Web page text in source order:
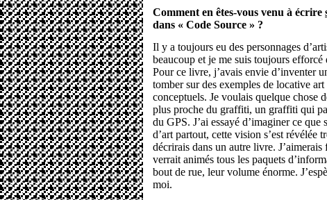
Comment en êtes-vous venu à écrire
dans « Code Source » ?
Il y a toujours eu des personnages
beaucoup et je me suis toujours
Pour ce livre, j’avais envie d’inventer
tomber sur des exemples de locative
conceptuels. Je voulais quelque chose
plus proche du graffiti, un graffiti qui
du GPS. J’ai essayé d’imaginer ce
d’art partout, cette vision s’est révélée
décrirais dans un autre livre.
verrait animés tous les paquets
bout de rue, leur volume énorme.
moi.